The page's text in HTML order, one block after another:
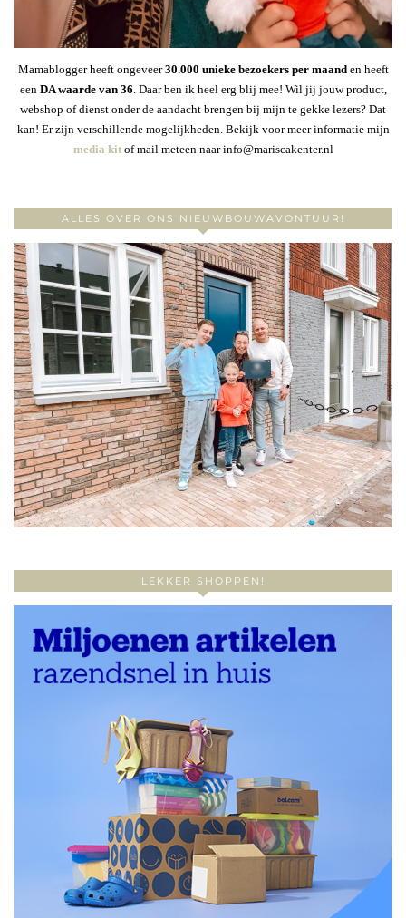
Mamablogger heeft ongeveer30.000 unieke bezoekers per maanden heeft
een DA waarde van 36. Daar ben ik heel erg blij mee! Wil jij jouw product,
webshop of dienst onder de aandacht brengen bij mijn te gekke lezers? Dat
kan! Er zijn verschillende mogelijkheden. Bekijk voor meer informatie mijn
media kitof mail meteen naar info@mariscakenter.nl
ALLES OVER ONS NIEUWBOUWAVONTUUR!
LEKKER SHOPPEN!